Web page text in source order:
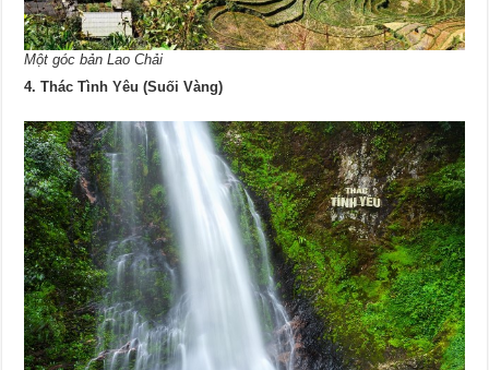
Một góc bản Lao Chải
4. Thác Tình Yêu (Suối Vàng)